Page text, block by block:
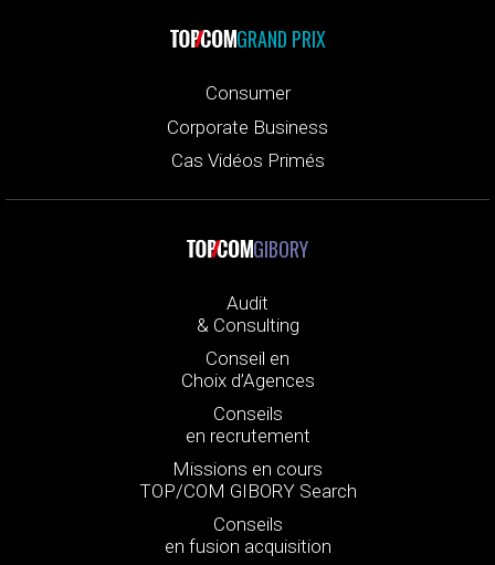
GRAND PRIX
Consumer
Corporate Business
Cas Vidéos Primés
GIBORY
Audit
& Consulting
Conseil en
Choix d’Agences
Conseils
en recrutement
Missions en cours
TOP/COM GIBORY Search
Conseils
en fusion acquisition